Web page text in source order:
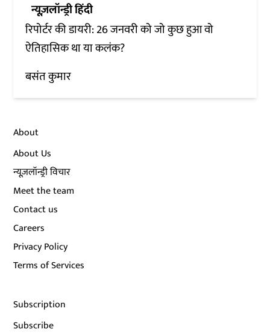
न्यूज़लॉन्ड्री हिंदी
रिपोर्टर की डायरी: 26 जनवरी को जो कुछ हुआ वो
ऐतिहासिक था या कलंक?
बसंत कुमार
About
About Us
न्यूज़लॉन्ड्री विचार
Meet the team
Contact us
Careers
Privacy Policy
Terms of Services
Subscription
Subscribe